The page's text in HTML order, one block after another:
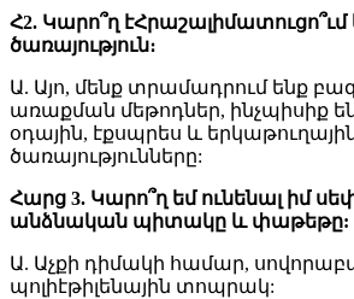
Հ2. Կարո՞ղ էՀրաշալի
ծառայություն։
Ա. Այո, մենք տրամադրում ենք
առաքման մեթոդներ, ինչպիսիք
օդային, էքսպրես և
ծառայությունները:
Հարց 3. Կարո՞ղ եմ ունենալ իմ
անձնական պիտակը և փաթեթը:
Ա. Աչքի դիմակի համար,
պոլիէթիլենային տոպրակ: